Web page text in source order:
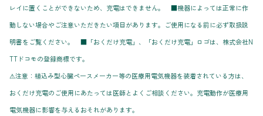
レイに置くことができないため、充電はできません。 ■機器によっては正常に作
動しない場合やご注意いただきたい項目があります。ご使用になる前に必ず取扱説
明書をご覧ください。 ■「おくだけ充電」、「おくだけ充電」ロゴは、株式会社N
TTドコモの登録商標です。
⚠注意：植込み型心臓ペースメーカー等の医療用電気機器を装着されている方は、
おくだけ充電のご使用にあたっては医師とよくご相談ください。充電動作が医療用
電気機器に影響を与えるおそれがあります。